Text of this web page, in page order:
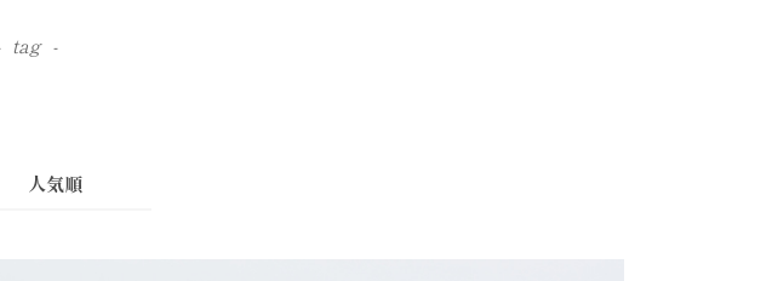
tag
人気順